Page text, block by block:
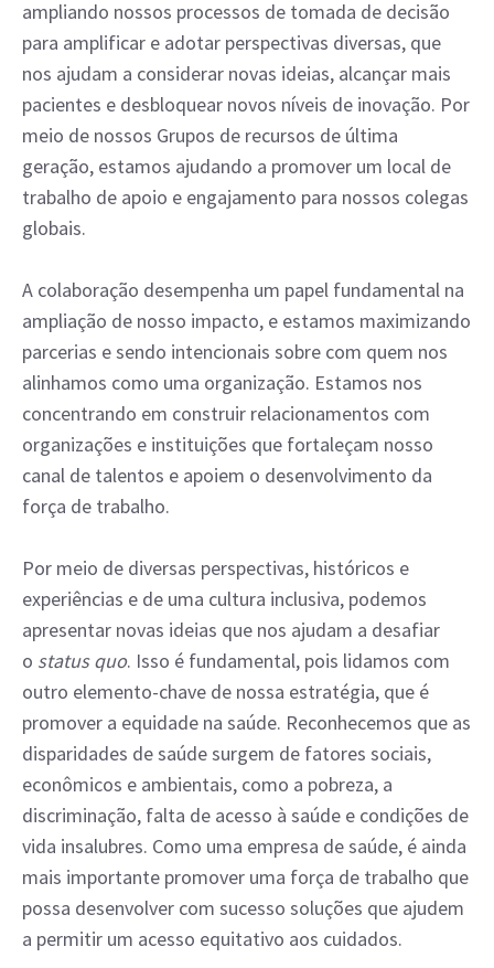
ampliando nossos processos de tomada de decisão
para amplificar e adotar perspectivas diversas, que
nos ajudam a considerar novas ideias, alcançar mais
pacientes e desbloquear novos níveis de inovação. Por
meio de nossos Grupos de recursos de última
geração, estamos ajudando a promover um local de
trabalho de apoio e engajamento para nossos colegas
globais.
A colaboração desempenha um papel fundamental na
ampliação de nosso impacto, e estamos maximizando
parcerias e sendo intencionais sobre com quem nos
alinhamos como uma organização. Estamos nos
concentrando em construir relacionamentos com
organizações e instituições que fortaleçam nosso
canal de talentos e apoiem o desenvolvimento da
força de trabalho.
Por meio de diversas perspectivas, históricos e
experiências e de uma cultura inclusiva, podemos
apresentar novas ideias que nos ajudam a desafiar
o status quo. Isso é fundamental, pois lidamos com
outro elemento-chave de nossa estratégia, que é
promover a equidade na saúde. Reconhecemos que as
disparidades de saúde surgem de fatores sociais,
econômicos e ambientais, como a pobreza, a
discriminação, falta de acesso à saúde e condições de
vida insalubres. Como uma empresa de saúde, é ainda
mais importante promover uma força de trabalho que
possa desenvolver com sucesso soluções que ajudem
a permitir um acesso equitativo aos cuidados.